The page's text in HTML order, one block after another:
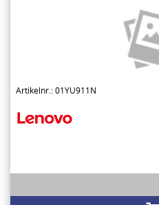
Artikelnr.: 01YU911N